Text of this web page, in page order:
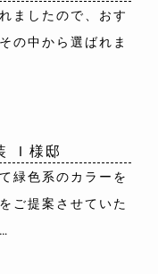
ましたので、おす
の中から選ばれま
Ｉ様邸
緑色系のカラーを
ご提案させていた